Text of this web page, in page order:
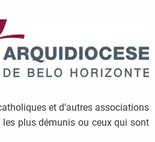
et d’autres associations
plus démunis ou ceux qui sont